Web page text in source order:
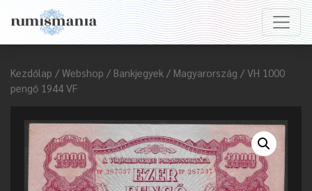
Kezdőlap / Webshop / Bankjegyek / Magyarország / VH 1000
pengő 1944 VF